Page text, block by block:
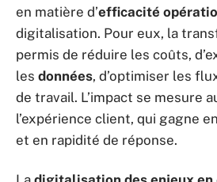
en matière d’efficacité
digitalisation. Pour eux, la
permis de réduire les coûts,
les données, d’optimiser les
de travail. L’impact se mesure
l’expérience client, qui gagne
et en rapidité de réponse.